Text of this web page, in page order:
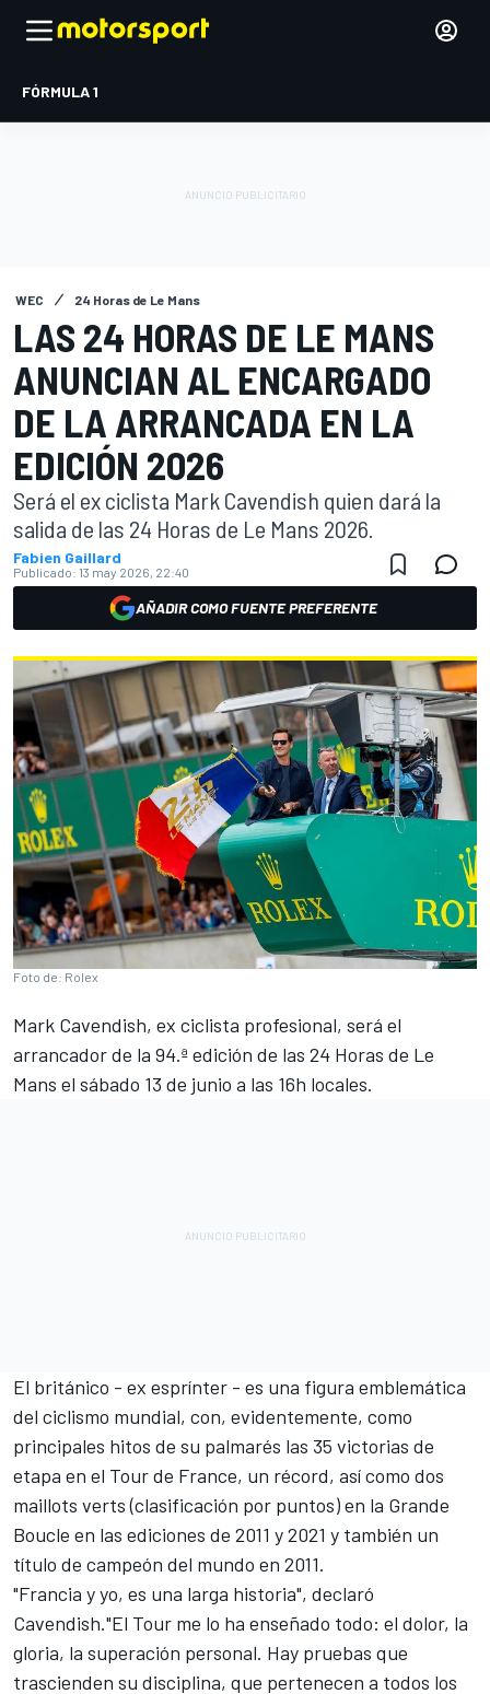
FÓRMULA 1
WEC 24 Horas de Le Mans
LAS 24 HORAS DE LE MANS
ANUNCIAN AL ENCARGADO
DE LA ARRANCADA EN LA
EDICIÓN 2026
Será el ex ciclista Mark Cavendish quien dará la
salida de las 24 Horas de Le Mans 2026.
Fabien Gaillard
Publicado: 13 may 2026, 22:40
AÑADIR COMO FUENTE PREFERENTE
Foto de: Rolex
Mark Cavendish, ex ciclista profesional, será el
arrancador de la 94.ª edición de las 24 Horas de Le
Mans el sábado 13 de junio a las 16h locales.
El británico - ex esprínter - es una figura emblemática
del ciclismo mundial, con, evidentemente, como
principales hitos de su palmarés las 35 victorias de
etapa en el Tour de France, un récord, así como dos
maillots verts (clasificación por puntos) en la Grande
Boucle en las ediciones de 2011 y 2021 y también un
título de campeón del mundo en 2011.
"Francia y yo, es una larga historia", declaró
Cavendish."El Tour me lo ha enseñado todo: el dolor, la
gloria, la superación personal. Hay pruebas que
trascienden su disciplina, que pertenecen a todos los